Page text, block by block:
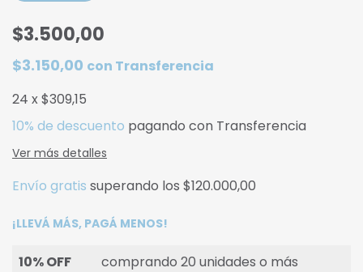
$3.500,00
$3.150,00 con Transferencia
24 x$309,15
10% de descuento pagando con Transferencia
Ver más detalles
Envío gratis superando los $120.000,00
¡LLEVÁ MÁS, PAGÁ MENOS!
10% OFF
comprando 20 unidades o más